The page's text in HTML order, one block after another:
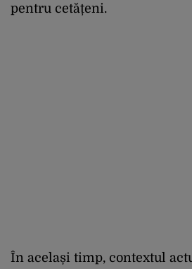
pentru cetățeni.
În același timp, contextul